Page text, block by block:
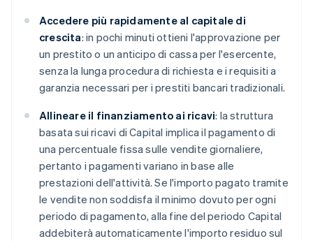
Accedere più rapidamente al capitale di
crescita: in pochi minuti ottieni l'approvazione per
un prestito o un anticipo di cassa per l'esercente,
senza la lunga procedura di richiesta e i requisiti a
garanzia necessari per i prestiti bancari tradizionali.
Allineare il finanziamento ai ricavi: la struttura
basata sui ricavi di Capital implica il pagamento di
una percentuale fissa sulle vendite giornaliere,
pertanto i pagamenti variano in base alle
prestazioni dell'attività. Se l'importo pagato tramite
le vendite non soddisfa il minimo dovuto per ogni
periodo di pagamento, alla fine del periodo Capital
addebiterà automaticamente l'importo residuo sul